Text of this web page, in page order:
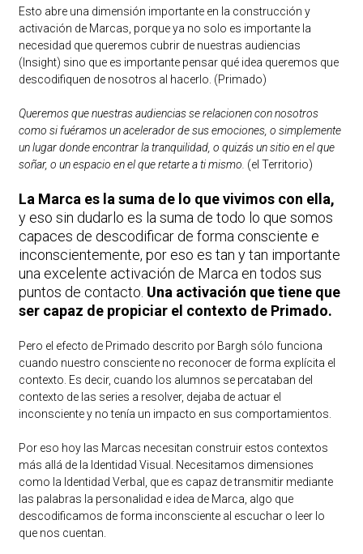
Esto abre una dimensión importante en la construcción y
activación de Marcas, porque ya no solo es importante la
necesidad que queremos cubrir de nuestras audiencias
(Insight) sino que es importante pensar qué idea queremos que
descodifiquen de nosotros al hacerlo. (Primado)
Queremos que nuestras audiencias se relacionen con nosotros
como si fuéramos un acelerador de sus emociones, o simplemente
un lugar donde encontrar la tranquilidad, o quizás un sitio en el que
soñar, o un espacio en el que retarte a ti mismo. (el Territorio)
La Marca es la suma de lo que vivimos con ella,
y eso sin dudarlo es la suma de todo lo que somos
capaces de descodificar de forma consciente e
inconscientemente, por eso es tan y tan importante
una excelente activación de Marca en todos sus
puntos de contacto. Una activación que tiene que
ser capaz de propiciar el contexto de Primado.
Pero el efecto de Primado descrito por Bargh sólo funciona
cuando nuestro consciente no reconocer de forma explícita el
contexto. Es decir, cuando los alumnos se percataban del
contexto de las series a resolver, dejaba de actuar el
inconsciente y no tenía un impacto en sus comportamientos.
Por eso hoy las Marcas necesitan construir estos contextos
más allá de la Identidad Visual. Necesitamos dimensiones
como la Identidad Verbal, que es capaz de transmitir mediante
las palabras la personalidad e idea de Marca, algo que
descodificamos de forma inconsciente al escuchar o leer lo
que nos cuentan.